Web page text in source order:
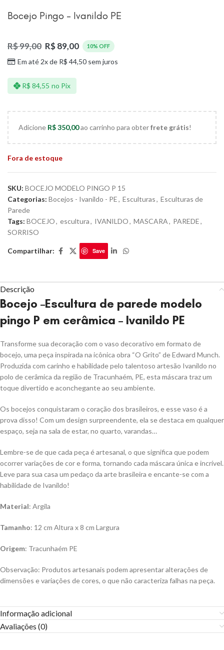
Bocejo Pingo – Ivanildo PE
R$99,00 R$89,00 10% OFF
Em até 2x de R$ 44,50sem juros
R$ 84,55 no Pix
Adicione R$350,00ao carrinho para obterfrete grátis!
Fora de estoque
SKU: BOCEJO MODELO PINGO P 15
Categorias: Bocejos - Ivanildo - PE, Esculturas, Esculturas de
Parede
Tags: BOCEJO, escultura, IVANILDO, MASCARA, PAREDE,
SORRISO
Compartilhar: Save
Descrição
Bocejo –Escultura de parede modelo
pingo P em cerâmica – Ivanildo PE
Transforme sua decoração com o vaso decorativo em formato de
bocejo, uma peça inspirada na icônica obra “O Grito” de Edward Munch.
Produzida com carinho e habilidade pelo talentoso artesão Ivanildo no
polo de cerâmica da região de Tracunhaém, PE, esta máscara traz um
toque divertido e aconchegante ao seu ambiente.
Os bocejos conquistaram o coração dos brasileiros, e esse vaso é a
prova disso! Com um design surpreendente, ela se destaca em qualquer
espaço, seja na sala de estar, no quarto, varandas…
Lembre-se de que cada peça é artesanal, o que significa que podem
ocorrer variações de cor e forma, tornando cada máscara única e incrível.
Leve para sua casa um pedaço da arte brasileira e encante-se com a
habilidade de Ivanildo!
Material: Argila
Tamanho: 12 cm Altura x 8 cm Largura
Origem: Tracunhaém PE
Observação: Produtos artesanais podem apresentar alterações de
dimensões e variações de cores, o que não caracteriza falhas na peça.
Informação adicional
Avaliações (0)